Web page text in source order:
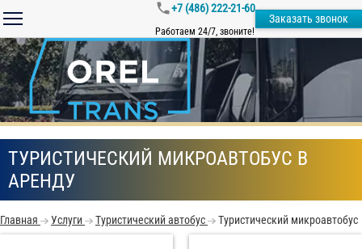
+7 (486) 222-21-60
Работаем 24/7, звоните!
Заказать звонок
ТУРИСТИЧЕСКИЙ МИКРОАВТОБУС В
АРЕНДУ
Главная Услуги Туристический автобус Туристический микроавтобус